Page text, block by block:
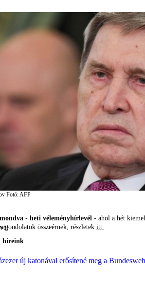
Fotó: AFP
- heti véleményhírlevél - ahol a hét
gondolatok összeérnek, részletek itt.
híreink
új katonával erősítené meg a